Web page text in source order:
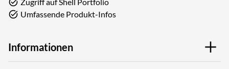
Umfassende Produkt-Infos
Informationen